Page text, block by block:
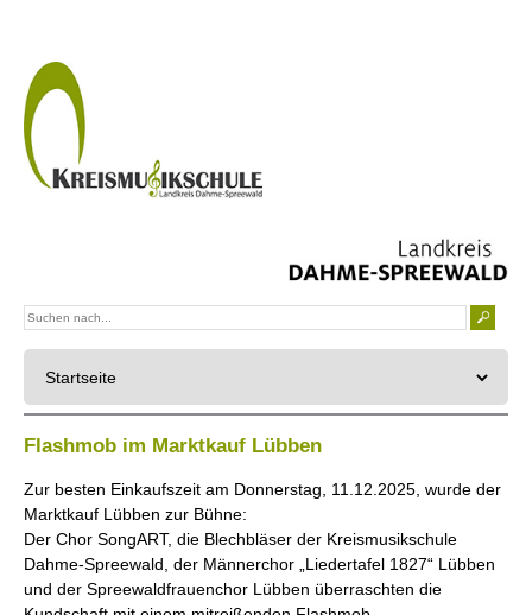
Flashmob im Marktkauf Lübben
Zur besten Einkaufszeit am Donnerstag, 11.12.2025, wurde der
Marktkauf Lübben zur Bühne:
Der Chor SongART, die Blechbläser der Kreismusikschule
Dahme-Spreewald, der Männerchor „Liedertafel 1827“ Lübben
und der Spreewaldfrauenchor Lübben überraschten die